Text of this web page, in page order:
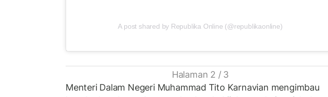
A post shared by Republika Online (@republikaonline)
Halaman 2 / 3
Menteri Dalam Negeri Muhammad Tito Karnavian mengimbau